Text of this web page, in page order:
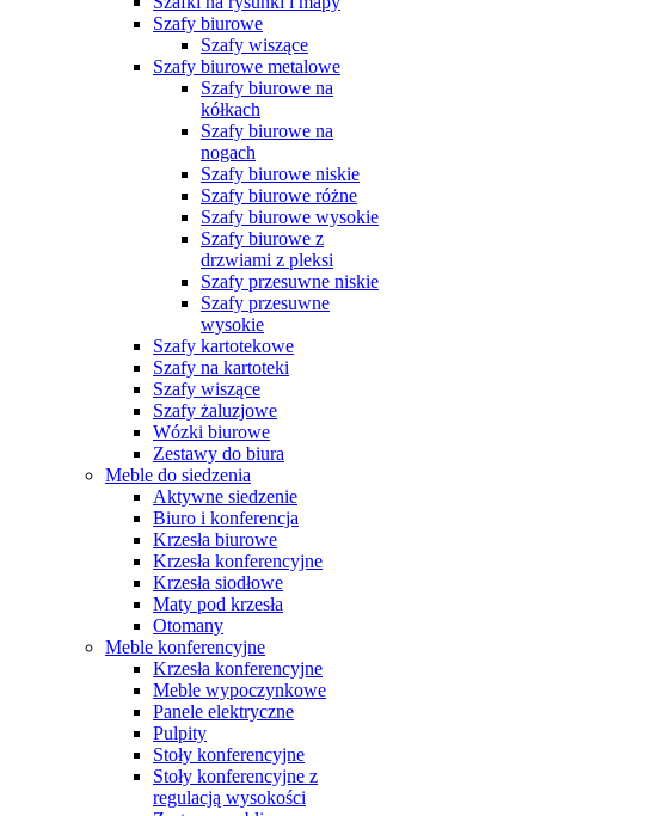
Szafy biurowe
Szafy wiszące
Szafy biurowe metalowe
Szafy biurowe na
kółkach
Szafy biurowe na
nogach
Szafy biurowe niskie
Szafy biurowe różne
Szafy biurowe wysokie
Szafy biurowe z
drzwiami z pleksi
Szafy przesuwne niskie
Szafy przesuwne
wysokie
Szafy kartotekowe
Szafy na kartoteki
Szafy wiszące
Szafy żaluzjowe
Wózki biurowe
Zestawy do biura
Meble do siedzenia
Aktywne siedzenie
Biuro i konferencja
Krzesła biurowe
Krzesła konferencyjne
Krzesła siodłowe
Maty pod krzesła
Otomany
Meble konferencyjne
Krzesła konferencyjne
Meble wypoczynkowe
Panele elektryczne
Pulpity
Stoły konferencyjne
Stoły konferencyjne z
regulacją wysokości